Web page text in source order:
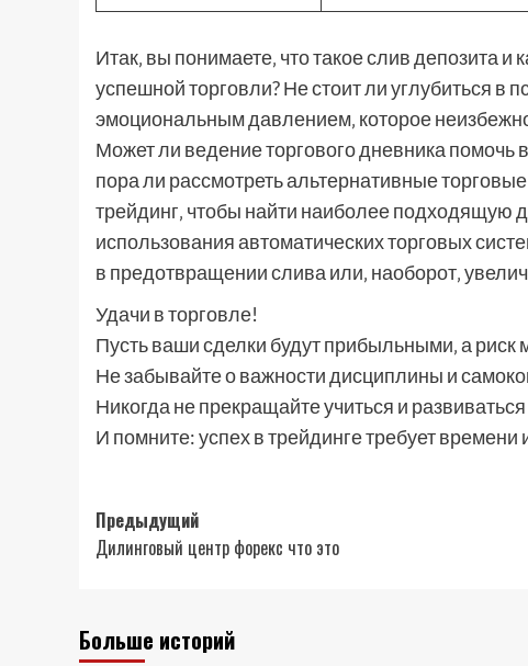
Итак‚ вы понимаете‚ что такое слив депозита и
успешной торговли? Не стоит ли углубиться в
эмоциональным давлением‚ которое
Может ли ведение торгового дневника помочь
пора ли рассмотреть альтернативные
трейдинг‚ чтобы найти наиболее подходящую
использования автоматических торговых
в предотвращении слива или‚ наоборот‚
Удачи в торговле!
Пусть ваши сделки будут прибыльными‚ а
Не забывайте о важности дисциплины и
Никогда не прекращайте учиться и
И помните: успех в трейдинге требует времени
Навигация
записи
Предыдущий
Дилинговый центр форекс что это
Больше историй